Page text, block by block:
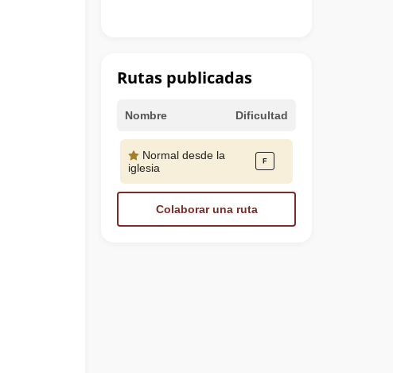
Rutas publicadas
Nombre Dificultad
Normal desde la
iglesia
Colaborar una ruta